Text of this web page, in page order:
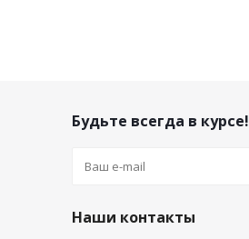
Будьте всегда в курсе!
Наши контакты